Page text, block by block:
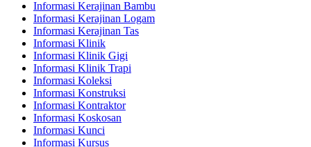
Informasi Kerajinan Bambu
Informasi Kerajinan Logam
Informasi Kerajinan Tas
Informasi Klinik
Informasi Klinik Gigi
Informasi Klinik Trapi
Informasi Koleksi
Informasi Konstruksi
Informasi Kontraktor
Informasi Koskosan
Informasi Kunci
Informasi Kursus